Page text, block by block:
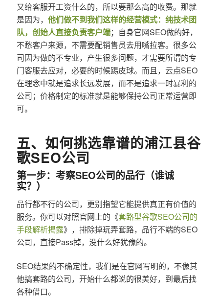
又给客服开工资什么的，所以要那么高的收费。那就
是因为， 他们做不到我们这样的经营模式：纯技术团
队，创始人直接负责客户端；自身官网SEO做的好，
不愁客户来源，不需要配销售员去用嘴拉客。很多公
司因为做的不专业，产生很多问题，才需要所谓的专
门客服去应对，必要的时候踢皮球。而且，云点SEO
在理念中就是追求长远发展，而不是追求一时暴利的
公司；价格制定的标准就是能够保持公司正常运营即
可。
五、如何挑选靠谱的浦江县谷
歌SEO公司
第一步：考察SEO公司的品行（谁诚
实？）
品行都不行的公司，更别指望它能提供真正有价值的
服务。你可以对照官网上的《套路型谷歌SEO公司的
手段解析揭露》，排除掉玩弄套路，品行不端的SEO
公司，直接Pass掉，没什么好犹豫的。
SEO结果的不确定性，我们是在官网写明的，不像其
他搞套路的公司，开始什么都说的很美好，到最后找
各种借口。